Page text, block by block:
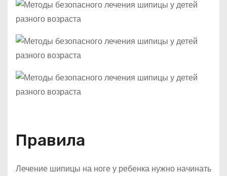
Правила
Лечение шипицы на ноге у ребенка нужно начинать